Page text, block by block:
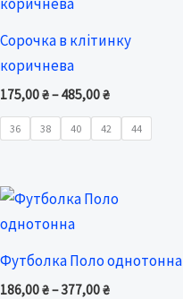
Сорочка в клітинку
коричнева
175,00₴– 485,00₴
485,00 ₴
36 38 40 42 44
Футболка Поло однотонна
186,00₴–377,00₴
Price
377,00 ₴